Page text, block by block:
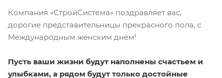
Компания «СтройСистема» поздравляет вас,
дорогие представительницы прекрасного пола, с
Международным женским днем!
Пусть ваши жизни будут наполнены счастьем и
улыбками, а рядом будут только достойные